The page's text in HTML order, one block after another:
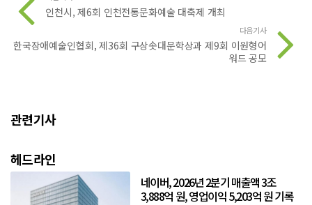
인천시, 제6회 인천전통문화예술 대축제 개최
다음기사
한국장애예술인협회, 제36회 구상솟대문학상과 제9회 이원형어
워드 공모
관련기사
헤드라인
네이버, 2026년 2분기 매출액 3조
3,888억 원, 영업이익 5,203억 원 기록